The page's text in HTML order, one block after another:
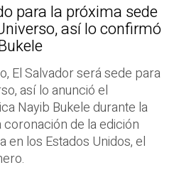
para la próxima sede
así lo confirmó
El Salvador será sede para
así lo anunció el
Nayib Bukele durante la
de la edición
en los Estados Unidos, el